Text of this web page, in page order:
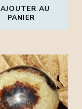
AJOUTER AU
PANIER